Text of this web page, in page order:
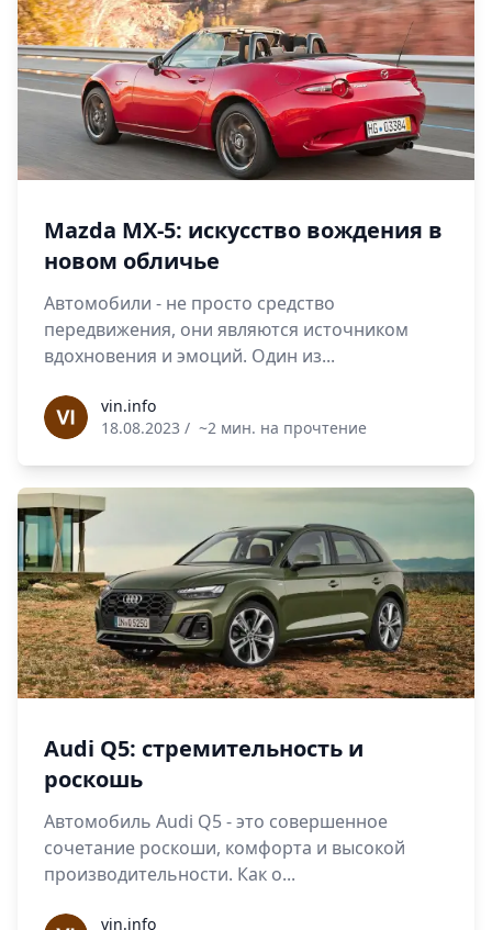
Mazda MX-5: искусство вождения в
новом обличье
Автомобили - не просто средство
передвижения, они являются источником
вдохновения и эмоций. Один из...
vin.infovin.info
18.08.2023 / ~2 мин. на прочтение
Audi Q5: стремительность и
роскошь
Автомобиль Audi Q5 - это совершенное
сочетание роскоши, комфорта и высокой
производительности. Как о...
vin.info